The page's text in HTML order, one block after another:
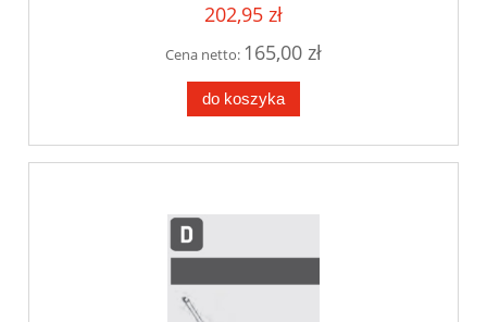
202,95 zł
Cena netto: 165,00 zł
do koszyka